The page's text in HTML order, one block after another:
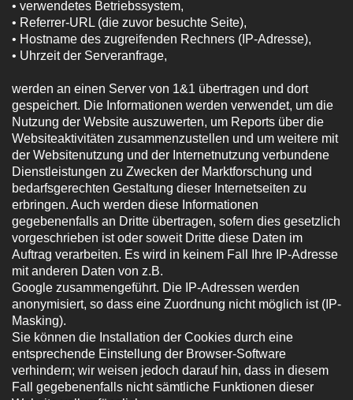
• verwendetes Betriebssystem,
• Referrer-URL (die zuvor besuchte Seite),
• Hostname des zugreifenden Rechners (IP-Adresse),
• Uhrzeit der Serveranfrage,
werden an einen Server von 1&1 übertragen und dort
gespeichert. Die Informationen werden verwendet, um die
Nutzung der Website auszuwerten, um Reports über die
Websiteaktivitäten zusammenzustellen und um weitere mit
der Websitenutzung und der Internetnutzung verbundene
Dienstleistungen zu Zwecken der Marktforschung und
bedarfsgerechten Gestaltung dieser Internetseiten zu
erbringen. Auch werden diese Informationen
gegebenenfalls an Dritte übertragen, sofern dies gesetzlich
vorgeschrieben ist oder soweit Dritte diese Daten im
Auftrag verarbeiten. Es wird in keinem Fall Ihre IP-Adresse
mit anderen Daten von z.B.
Google zusammengeführt. Die IP-Adressen werden
anonymisiert, so dass eine Zuordnung nicht möglich ist (IP-
Masking).
Sie können die Installation der Cookies durch eine
entsprechende Einstellung der Browser-Software
verhindern; wir weisen jedoch darauf hin, dass in diesem
Fall gegebenenfalls nicht sämtliche Funktionen dieser